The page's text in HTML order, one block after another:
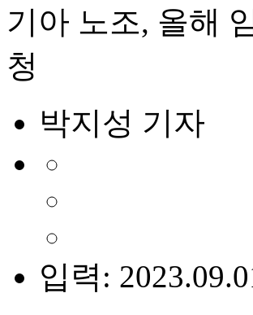
기아 노조, 올해
청
박지성 기자
입력: